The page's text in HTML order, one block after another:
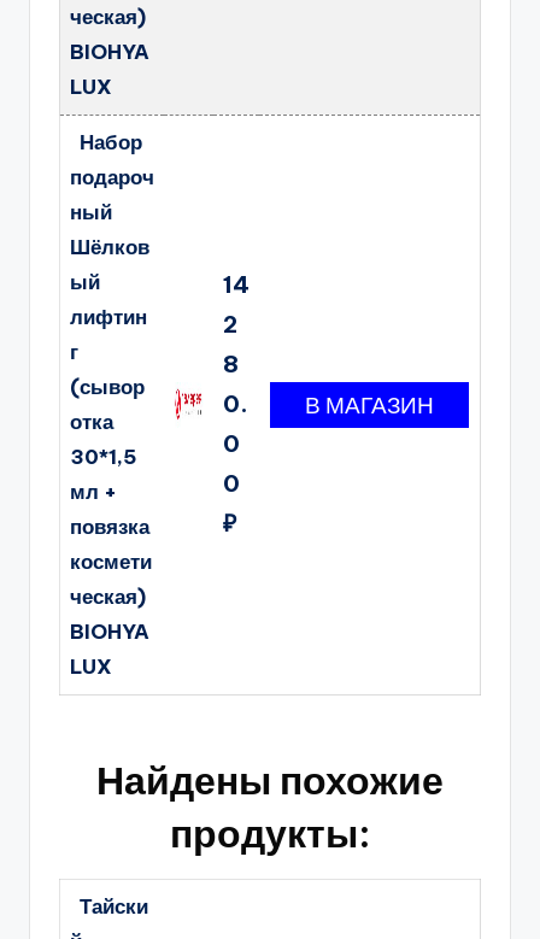
ческая)
BIOHYA
LUX
Набор
подароч
ный
Шёлков
ый
лифтин
г
(сывор
отка
30*1,5
мл +
повязка
космети
ческая)
BIOHYA
LUX
14
2
8
0.
0
0
₽
Найдены похожие
продукты:
Тайски